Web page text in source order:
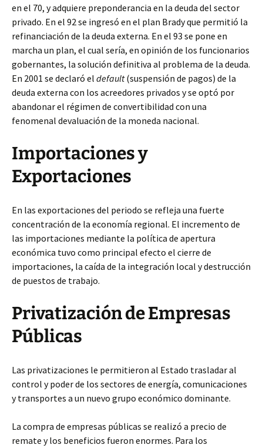
en el 70, y adquiere preponderancia en la deuda del sector
privado. En el 92 se ingresó en el plan Brady que permitió la
refinanciación de la deuda externa. En el 93 se pone en
marcha un plan, el cual sería, en opinión de los funcionarios
gobernantes, la solución definitiva al problema de la deuda.
En 2001 se declaró el default(suspensión de pagos) de la
deuda externa con los acreedores privados y se optó por
abandonar el régimen de convertibilidad con una
fenomenal devaluación de la moneda nacional.
Importaciones y
Exportaciones
En las exportaciones del periodo se refleja una fuerte
concentración de la economía regional. El incremento de
las importaciones mediante la política de apertura
económica tuvo como principal efecto el cierre de
importaciones, la caída de la integración local y destrucción
de puestos de trabajo.
Privatización de Empresas
Públicas
Las privatizaciones le permitieron al Estado trasladar al
control y poder de los sectores de energía, comunicaciones
y transportes a un nuevo grupo económico dominante.
La compra de empresas públicas se realizó a precio de
remate y los beneficios fueron enormes. Para los